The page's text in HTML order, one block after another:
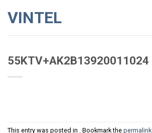
VINTEL
55KTV+AK2B13920011024
This entry was posted in . Bookmark the permalink